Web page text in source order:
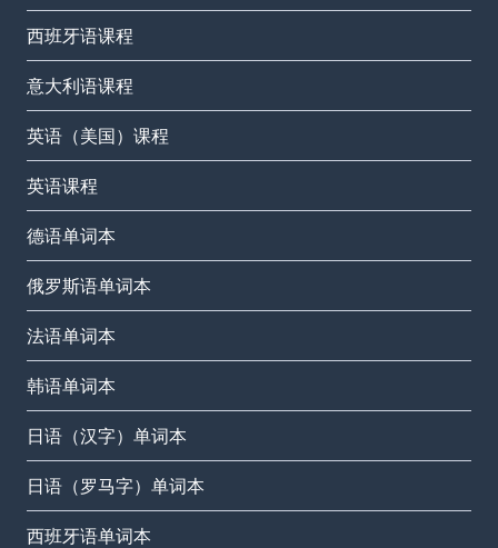
西班牙语课程
意大利语课程
英语（美国）课程
英语课程
德语单词本
俄罗斯语单词本
法语单词本
韩语单词本
日语（汉字）单词本
日语（罗马字）单词本
西班牙语单词本